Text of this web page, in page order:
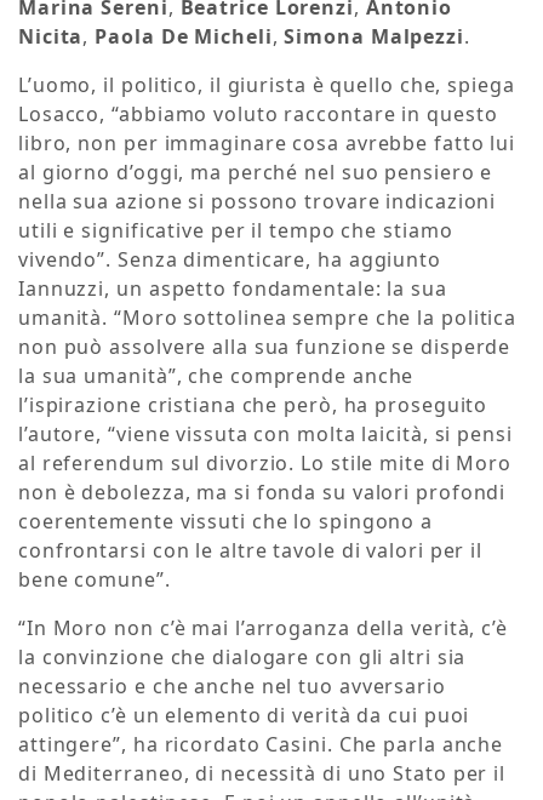
Marina Sereni, Beatrice Lorenzi, Antonio
Nicita, Paola De Micheli,Simona Malpezzi.
L’uomo, il politico, il giurista è quello che, spiega
Losacco, “abbiamo voluto raccontare in questo
libro, non per immaginare cosa avrebbe fatto lui
al giorno d’oggi, ma perché nel suo pensiero e
nella sua azione si possono trovare indicazioni
utili e significative per il tempo che stiamo
vivendo”. Senza dimenticare, ha aggiunto
Iannuzzi, un aspetto fondamentale: la sua
umanità. “Moro sottolinea sempre che la politica
non può assolvere alla sua funzione se disperde
la sua umanità”, che comprende anche
l’ispirazione cristiana che però, ha proseguito
l’autore, “viene vissuta con molta laicità, si pensi
al referendum sul divorzio. Lo stile mite di Moro
non è debolezza, ma si fonda su valori profondi
coerentemente vissuti che lo spingono a
confrontarsi con le altre tavole di valori per il
bene comune”.
“In Moro non c’è mai l’arroganza della verità, c’è
la convinzione che dialogare con gli altri sia
necessario e che anche nel tuo avversario
politico c’è un elemento di verità da cui puoi
attingere”, ha ricordato Casini. Che parla anche
di Mediterraneo, di necessità di uno Stato per il